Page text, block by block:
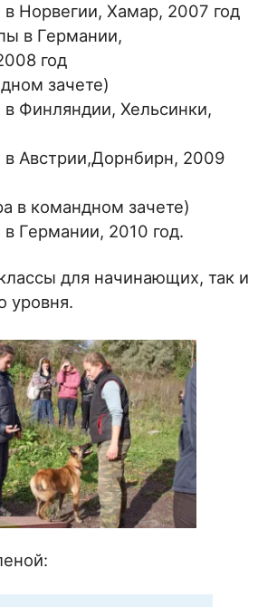
Норвегии, Хамар, 2007 год
в Германии,
год
зачете)
Финляндии, Хельсинки,
Австрии,Дорнбирн, 2009
в командном зачете)
Германии, 2010 год.
для начинающих, так и
уровня.